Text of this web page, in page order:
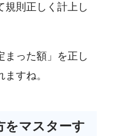
規則正しく計上し
まった額」を正し
すね。
をマスターす